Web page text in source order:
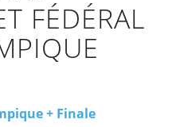
FÉDÉRAL
+ Finale